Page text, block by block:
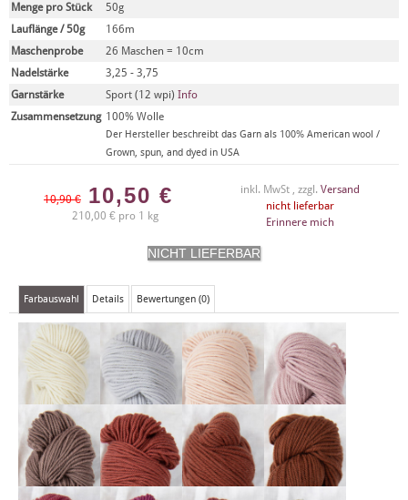
Menge pro Stück
50g
Lauflänge / 50g
166m
Maschenprobe
26 Maschen = 10cm
Nadelstärke
3,25 - 3,75
Garnstärke
Sport (12 wpi) Info
Zusammensetzung 100% Wolle
Der Hersteller beschreibt das Garn als 100% American wool /
Grown, spun, and dyed in USA
10,90 € 10,50 €
210,00 € pro 1 kg
inkl. MwSt , zzgl. Versand
nicht lieferbar
Erinnere mich
Farbauswahl Details Bewertungen (0)